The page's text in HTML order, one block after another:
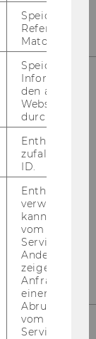
Speicherung
Referrers
Matomo.
Speicherung
den aktuellen
durch
Enthält eine
ID.
Enthält ein
verwendet
kann, um
vom AMP-
Service
Andere
zeigen Opt-
Anfrage im
einen Fehler
Abrufen
vom AMP
Service an.